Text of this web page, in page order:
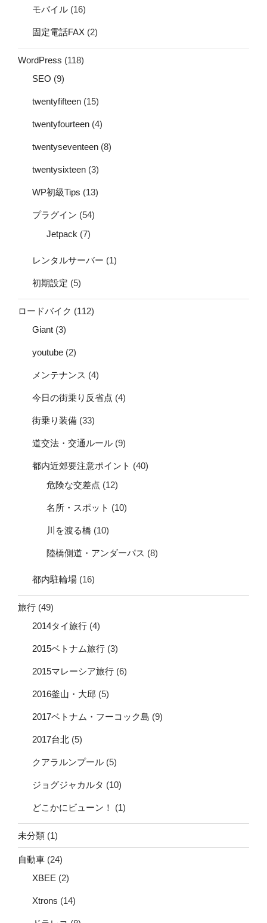
モバイル (16)
固定電話FAX (2)
WordPress (118)
SEO (9)
twentyfifteen (15)
twentyfourteen (4)
twentyseventeen (8)
twentysixteen (3)
WP初級Tips (13)
プラグイン (54)
Jetpack (7)
レンタルサーバー (1)
初期設定 (5)
ロードバイク (112)
Giant (3)
youtube (2)
メンテナンス (4)
今日の街乗り反省点 (4)
街乗り装備 (33)
道交法・交通ルール (9)
都内近郊要注意ポイント (40)
危険な交差点 (12)
名所・スポット (10)
川を渡る橋 (10)
陸橋側道・アンダーパス (8)
都内駐輪場 (16)
旅行 (49)
2014タイ旅行 (4)
2015ベトナム旅行 (3)
2015マレーシア旅行 (6)
2016釜山・大邱 (5)
2017ベトナム・フーコック島 (9)
2017台北 (5)
クアラルンプール (5)
ジョグジャカルタ (10)
どこかにビューン！ (1)
未分類 (1)
自動車 (24)
XBEE (2)
Xtrons (14)